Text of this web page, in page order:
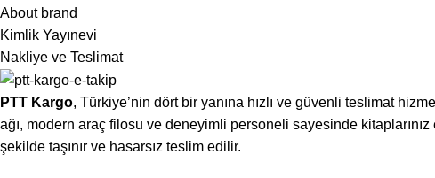
About brand
Kimlik Yayınevi
Nakliye ve Teslimat
PTT Kargo, Türkiye’nin dört bir yanına hızlı ve güvenli teslimat
ağı, modern araç filosu ve deneyimli personeli sayesinde
şekilde taşınır ve hasarsız teslim edilir.